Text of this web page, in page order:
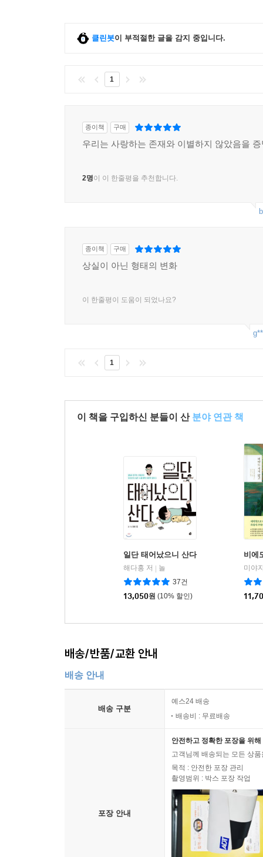
클린봇이 부적절한 글을 감지 중입니다.
1
종이책 구매
우리는 사랑하는 존재와 이별하지 않았음을
2명이 이 한줄평을 추천합니다.
종이책 구매
상실이 아닌 형태의 변화
이 한줄평이 도움이 되었나요?
1
이 책을 구입하신 분들이 산 분야 연관 책
일단 태어났으니 산다
해다홍 저
놀
37건
13,050원 (10% 할인)
비에
배송/반품/교환 안내
배송 안내
배송 구분
예스24 배송
배송비 : 무료배송
포장 안내
안전하고 정확한 포장을 위
고객님께 배송되는 모든 상
목적 : 안전한 포장 관리
촬영범위 : 박스 포장 작업